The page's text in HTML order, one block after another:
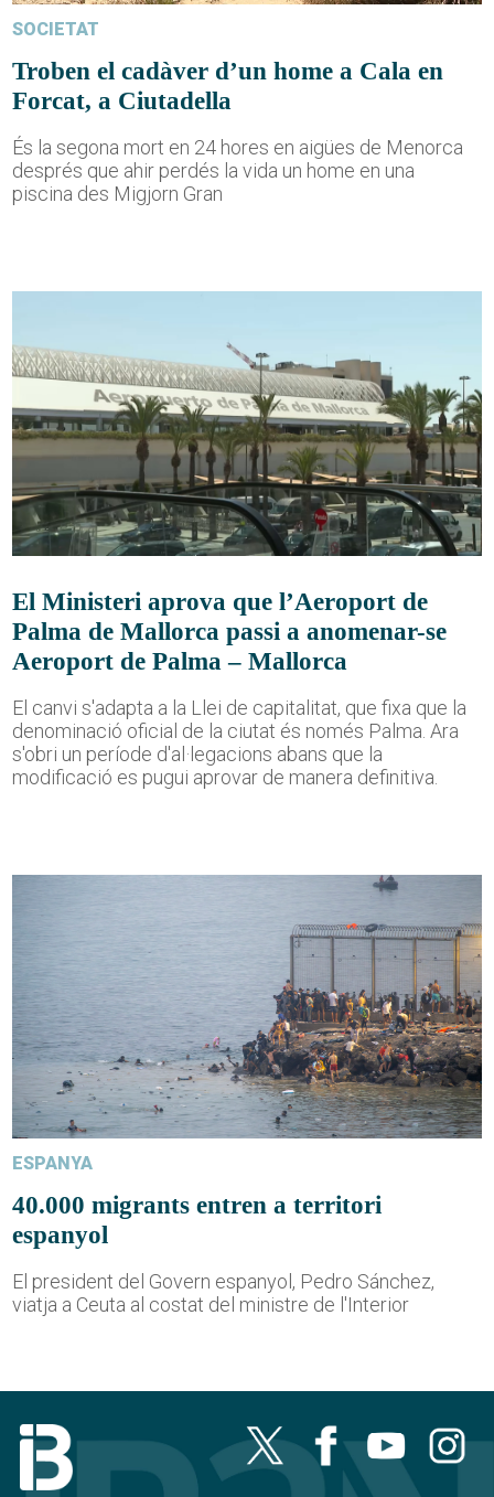
SOCIETAT
Troben el cadàver d’un home a Cala en
Forcat, a Ciutadella
És la segona mort en 24 hores en aigües de Menorca
després que ahir perdés la vida un home en una
piscina des Migjorn Gran
El Ministeri aprova que l’Aeroport de
Palma de Mallorca passi a anomenar-se
Aeroport de Palma – Mallorca
El canvi s'adapta a la Llei de capitalitat, que fixa que la
denominació oficial de la ciutat és només Palma. Ara
s'obri un període d'al·legacions abans que la
modificació es pugui aprovar de manera definitiva.
ESPANYA
40.000 migrants entren a territori
espanyol
El president del Govern espanyol, Pedro Sánchez,
viatja a Ceuta al costat del ministre de l'Interior